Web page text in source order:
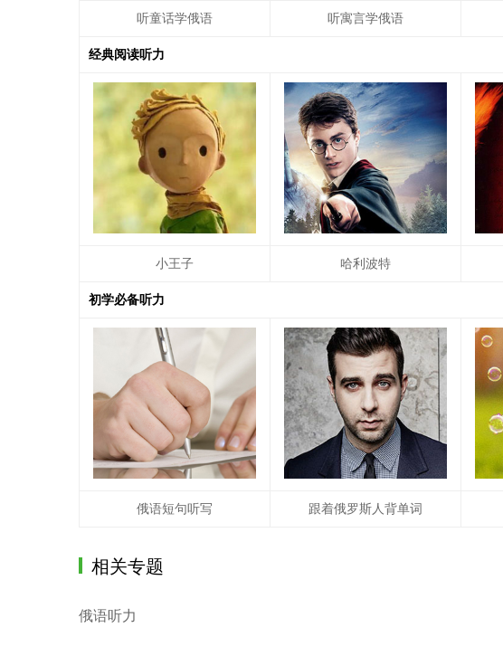
听童话学俄语 听寓言学俄语
经典阅读听力
小王子 哈利波特
初学必备听力
俄语短句听写 跟着俄罗斯人背单词
相关专题
俄语听力